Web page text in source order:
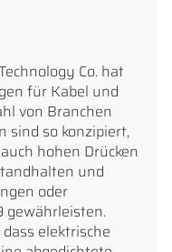
Co. hat
für Kabel und
von Branchen
sind so konzipiert,
hohen Drücken
und
oder
gewährleisten.
elektrische